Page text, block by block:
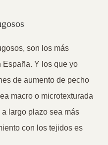
son los más
Y los que yo
de aumento de pecho
macro o microtexturada
largo plazo sea más
con los tejidos es